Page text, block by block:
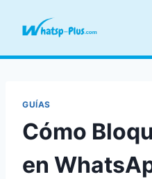
GUÍAS
Cómo
en